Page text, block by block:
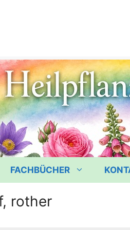
FACHBÜCHER
rother